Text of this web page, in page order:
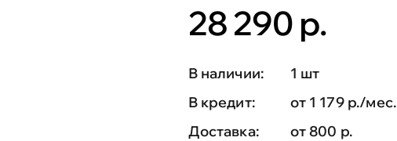
28 290 р.
В наличии:
1 шт
В кредит:
от 1 179 р./мес.
Доставка:
от 800 р.